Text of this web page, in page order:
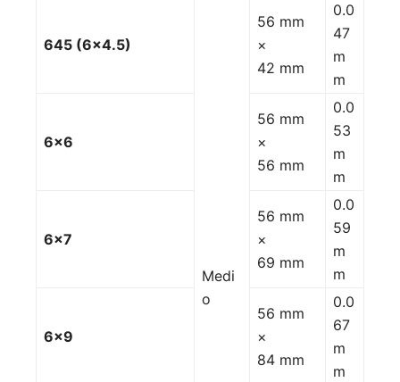
645 (6×4.5)
Medi
o
56 mm
×
42 mm
0.0
47
m
m
6×6
56 mm
×
56 mm
0.0
53
m
m
6×7
56 mm
×
69 mm
0.0
59
m
m
6×9
56 mm
×
84 mm
0.0
67
m
m